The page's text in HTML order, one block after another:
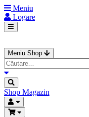
Meniu
Logare
Meniu Shop
Shop Magazin